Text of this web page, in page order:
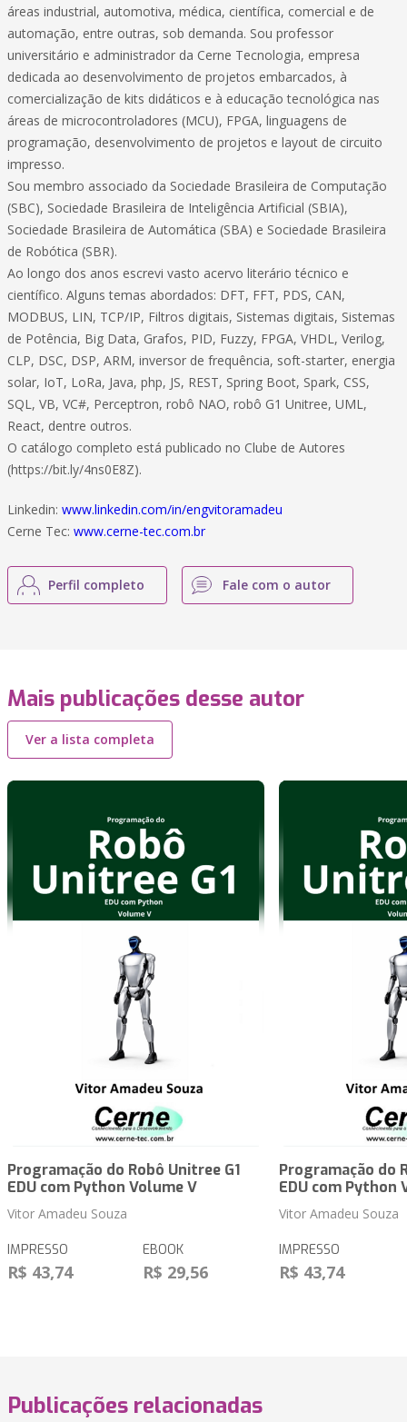
áreas industrial, automotiva, médica, científica, comercial e de
automação, entre outras, sob demanda. Sou professor
universitário e administrador da Cerne Tecnologia, empresa
dedicada ao desenvolvimento de projetos embarcados, à
comercialização de kits didáticos e à educação tecnológica nas
áreas de microcontroladores (MCU), FPGA, linguagens de
programação, desenvolvimento de projetos e layout de circuito
impresso.
Sou membro associado da Sociedade Brasileira de Computação
(SBC), Sociedade Brasileira de Inteligência Artificial (SBIA),
Sociedade Brasileira de Automática (SBA) e Sociedade Brasileira
de Robótica (SBR).
Ao longo dos anos escrevi vasto acervo literário técnico e
científico. Alguns temas abordados: DFT, FFT, PDS, CAN,
MODBUS, LIN, TCP/IP, Filtros digitais, Sistemas digitais, Sistemas
de Potência, Big Data, Grafos, PID, Fuzzy, FPGA, VHDL, Verilog,
CLP, DSC, DSP, ARM, inversor de frequência, soft-starter, energia
solar, IoT, LoRa, Java, php, JS, REST, Spring Boot, Spark, CSS,
SQL, VB, VC#, Perceptron, robô NAO, robô G1 Unitree, UML,
React, dentre outros.
O catálogo completo está publicado no Clube de Autores
(https://bit.ly/4ns0E8Z).
Linkedin: www.linkedin.com/in/engvitoramadeu
Cerne Tec: www.cerne-tec.com.br
Perfil completo Fale com o autor
Mais publicações desse autor
Ver a lista completa
Programação do Robô Unitree G1
EDU com Python Volume V
Vitor Amadeu Souza
IMPRESSO
R$ 43,74
EBOOK
R$ 29,56
Programação do
EDU com Python
Vitor Amadeu Souza
IMPRESSO
R$ 43,74
Publicações relacionadas